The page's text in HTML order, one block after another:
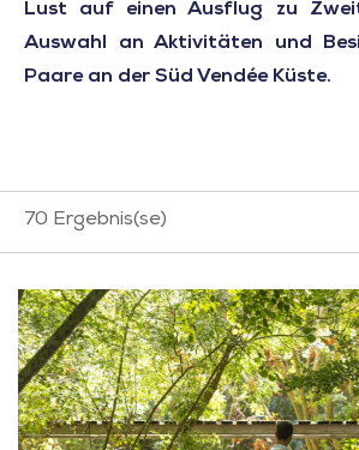
Lust auf einen Ausflug zu
Auswahl an Aktivitäten und
Paare an der Süd Vendée Küste.
70 Ergebnis(se)